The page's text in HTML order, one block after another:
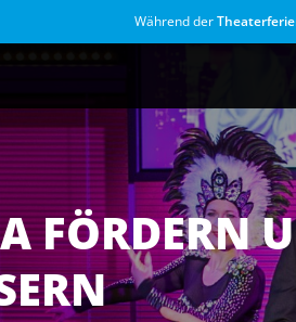
Während der
FÖRDERN